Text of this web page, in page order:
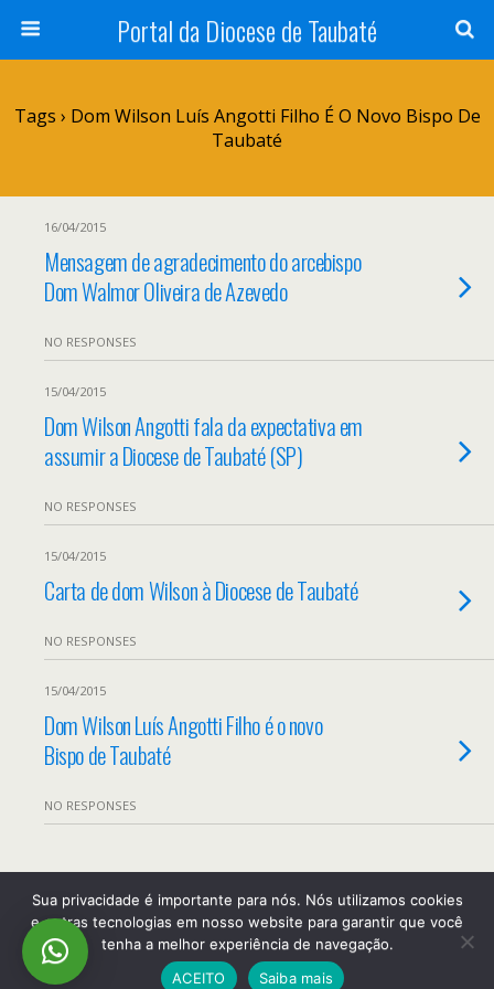
Portal da Diocese de Taubaté
Tags › Dom Wilson Luís Angotti Filho É O Novo Bispo De
Taubaté
16/04/2015
Mensagem de agradecimento do arcebispo
Dom Walmor Oliveira de Azevedo
NO RESPONSES
15/04/2015
Dom Wilson Angotti fala da expectativa em
assumir a Diocese de Taubaté (SP)
NO RESPONSES
15/04/2015
Carta de dom Wilson à Diocese de Taubaté
NO RESPONSES
15/04/2015
Dom Wilson Luís Angotti Filho é o novo
Bispo de Taubaté
NO RESPONSES
Back to top
Mobile Desktop
Sua privacidade é importante para nós. Nós utilizamos cookies
e outras tecnologias em nosso website para garantir que você
tenha a melhor experiência de navegação.
ACEITO
Saiba mais